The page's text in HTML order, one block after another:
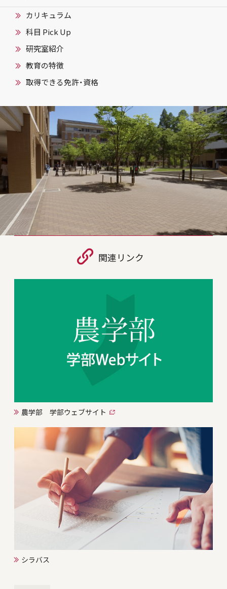
カリキュラム
科目 Pick Up
研究室紹介
教育の特徴
取得できる免許・資格
関連リンク
農学部 学部ウェブサイト
シラバス